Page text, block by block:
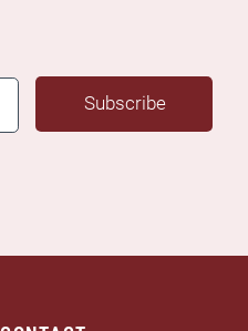
Subscribe